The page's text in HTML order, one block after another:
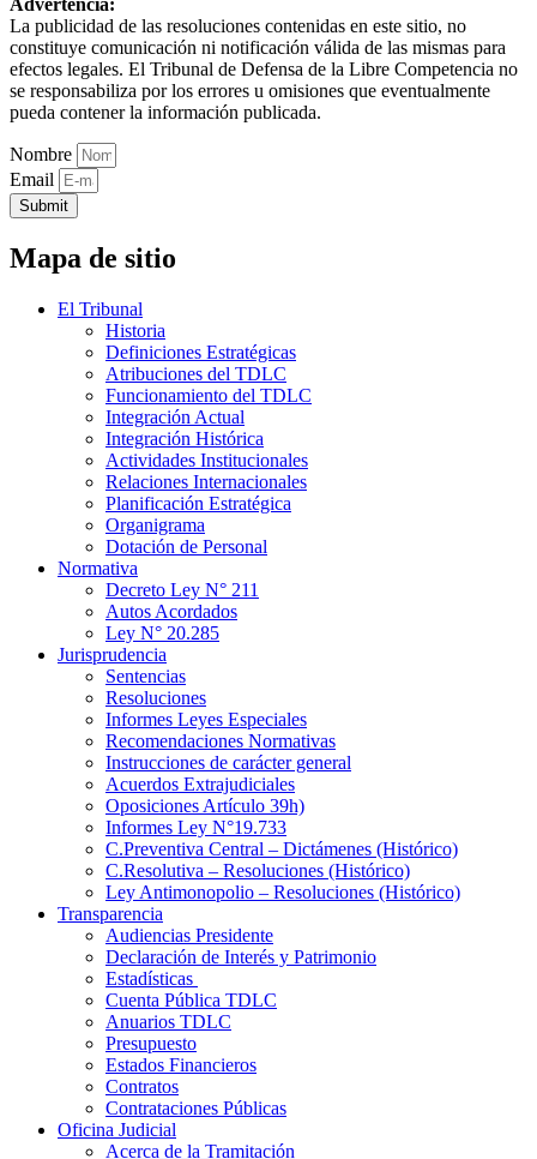
Advertencia:
La publicidad de las resoluciones contenidas en este sitio, no
constituye comunicación ni notificación válida de las mismas para
efectos legales. El Tribunal de Defensa de la Libre Competencia no
se responsabiliza por los errores u omisiones que eventualmente
pueda contener la información publicada.
Nombre
Email
Submit
Mapa de sitio
El Tribunal
Historia
Definiciones Estratégicas
Atribuciones del TDLC
Funcionamiento del TDLC
Integración Actual
Integración Histórica
Actividades Institucionales
Relaciones Internacionales
Planificación Estratégica
Organigrama
Dotación de Personal
Normativa
Decreto Ley N° 211
Autos Acordados
Ley N° 20.285
Jurisprudencia
Sentencias
Resoluciones
Informes Leyes Especiales
Recomendaciones Normativas
Instrucciones de carácter general
Acuerdos Extrajudiciales
Oposiciones Artículo 39h)
Informes Ley N°19.733
C.Preventiva Central – Dictámenes (Histórico)
C.Resolutiva – Resoluciones (Histórico)
Ley Antimonopolio – Resoluciones (Histórico)
Transparencia
Audiencias Presidente
Declaración de Interés y Patrimonio
Estadísticas
Cuenta Pública TDLC
Anuarios TDLC
Presupuesto
Estados Financieros
Contratos
Contrataciones Públicas
Oficina Judicial
Acerca de la Tramitación